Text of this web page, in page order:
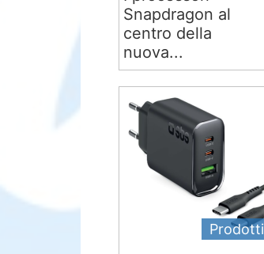
Snapdragon al
centro della
nuova...
Prodotti